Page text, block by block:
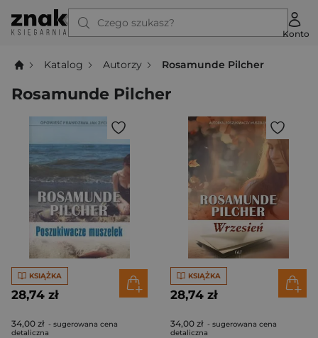
Czego szukasz?
Konto
Katalog Autorzy Rosamunde Pilcher
Rosamunde Pilcher
KSIĄŻKA
28,74 zł
34,00 zł - sugerowana cena
detaliczna
KSIĄŻKA
28,74 zł
34,00 zł - sugerowana cena
detaliczna